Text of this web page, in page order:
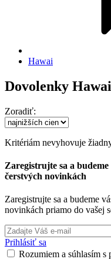
Hawai
Dovolenky Hawai
Zoradiť:
Kritériám nevyhovuje
Zaregistrujte sa a
čerstvých novinkách
Zaregistrujte sa a budeme
novinkách priamo do vašej
Prihlásiť sa
Rozumiem a súhlasím s